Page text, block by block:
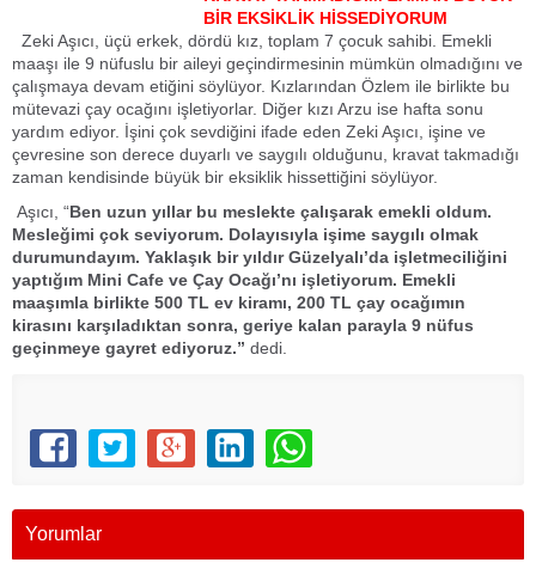
BİR EKSİKLİK HİSSEDİYORUM
Zeki Aşıcı, üçü erkek, dördü kız, toplam 7 çocuk sahibi. Emekli
maaşı ile 9 nüfuslu bir aileyi geçindirmesinin mümkün olmadığını ve
çalışmaya devam etiğini söylüyor. Kızlarından Özlem ile birlikte bu
mütevazi çay ocağını işletiyorlar. Diğer kızı Arzu ise hafta sonu
yardım ediyor. İşini çok sevdiğini ifade eden Zeki Aşıcı, işine ve
çevresine son derece duyarlı ve saygılı olduğunu, kravat takmadığı
zaman kendisinde büyük bir eksiklik hissettiğini söylüyor.
Aşıcı, “Ben uzun yıllar bu meslekte çalışarak emekli oldum.
Mesleğimi çok seviyorum. Dolayısıyla işime saygılı olmak
durumundayım. Yaklaşık bir yıldır Güzelyalı’da işletmeciliğini
yaptığım Mini Cafe ve Çay Ocağı’nı işletiyorum. Emekli
maaşımla birlikte 500 TL ev kiramı, 200 TL çay ocağımın
kirasını karşıladıktan sonra, geriye kalan parayla 9 nüfus
geçinmeye gayret ediyoruz.” dedi.
Yorumlar